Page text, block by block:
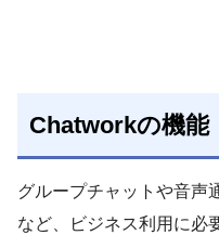
Chatworkの機能
グループチャットや音声
など、ビジネス利用に必